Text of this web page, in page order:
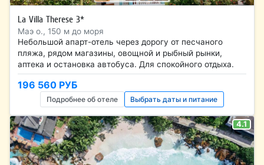
La Villa Therese 3*
Маэ о., 150 м до моря
Небольшой апарт-отель через дорогу от песчаного
пляжа, рядом магазины, овощной и рыбный рынки,
аптека и остановка автобуса. Для спокойного отдыха.
196 560 РУБ
Подробнее об отеле Выбрать даты и питание
4.1